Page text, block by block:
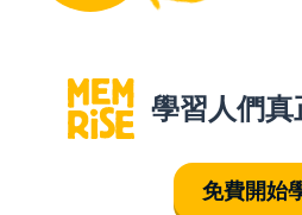
學習人們
免費開始